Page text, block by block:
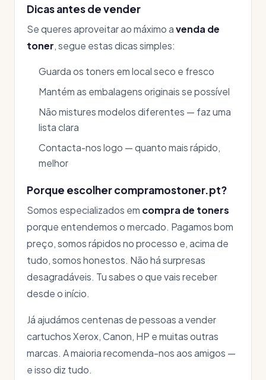
Dicas antes de vender
Se queres aproveitar ao máximo avenda de
toner, segue estas dicas simples:
Guarda os toners em local seco e fresco
Mantém as embalagens originais se possível
Não mistures modelos diferentes — faz uma
lista clara
Contacta-nos logo — quanto mais rápido,
melhor
Porque escolher compramostoner.pt?
Somos especializados em compra de toners
porque entendemos o mercado. Pagamos bom
preço, somos rápidos no processo e, acima de
tudo, somos honestos. Não há surpresas
desagradáveis. Tu sabes o que vais receber
desde o início.
Já ajudámos centenas de pessoas a vender
cartuchos Xerox, Canon, HP e muitas outras
marcas. A maioria recomenda-nos aos amigos —
e isso diz tudo.